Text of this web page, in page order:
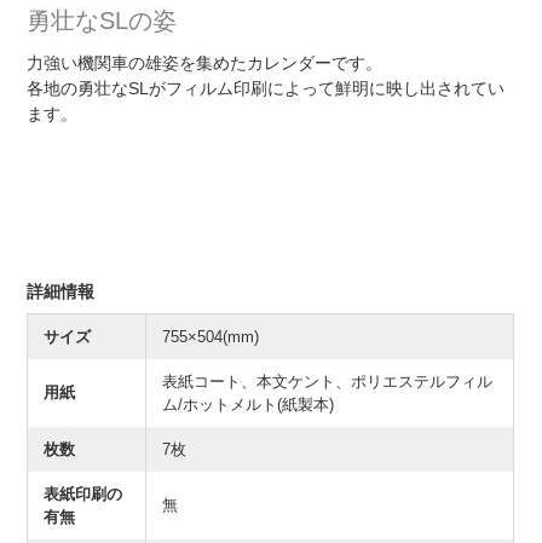
勇壮なSLの姿
力強い機関車の雄姿を集めたカレンダーです。
各地の勇壮なSLがフィルム印刷によって鮮明に映し出されてい
ます。
詳細情報
サイズ 755×504(mm)
用紙
表紙コート、本文ケント、ポリエステルフィル
ム/ホットメルト(紙製本)
枚数 7枚
表紙印刷の
有無
無